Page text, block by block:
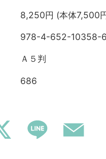
8,250円 (本体7,500
978-4-652-10358-6
Ａ５判
686